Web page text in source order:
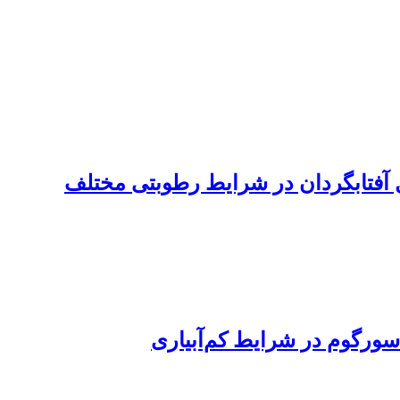
آفتابگردان در شرایط رطوبتی مختلف
در شرایط کم‌آبیاری